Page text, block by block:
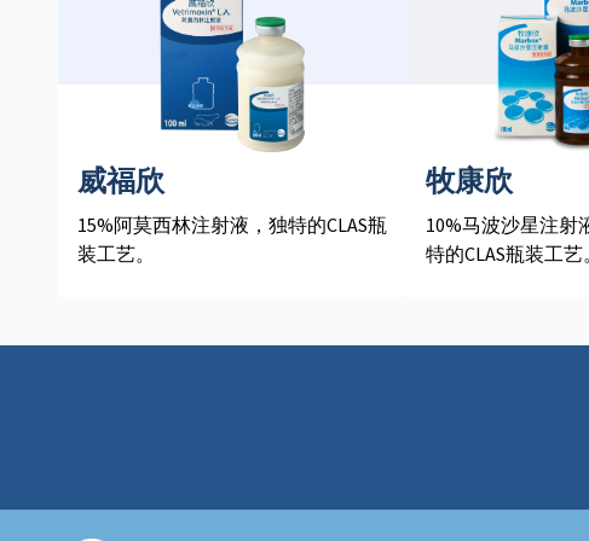
威福欣
15%阿莫西林注射液，独特的CLAS瓶
装工艺。
牧康欣
10%马波沙星注射
特的CLAS瓶装工艺。